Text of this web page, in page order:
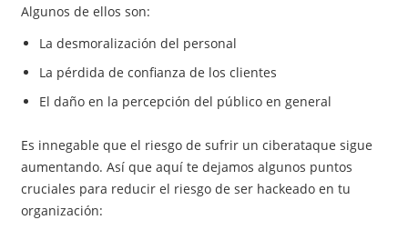
Algunos de ellos son:
La desmoralización del personal
La pérdida de confianza de los clientes
El daño en la percepción del público en general
Es innegable que el riesgo de sufrir un ciberataque sigue
aumentando. Así que aquí te dejamos algunos puntos
cruciales para reducir el riesgo de ser hackeado en tu
organización: